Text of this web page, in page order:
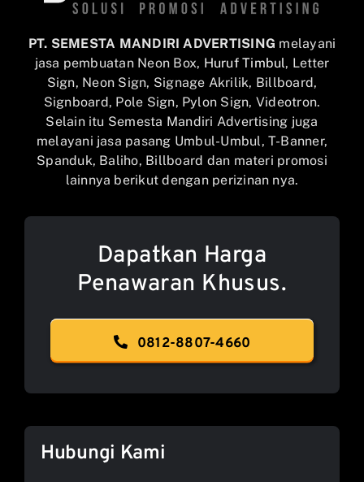
PT. SEMESTA MANDIRI ADVERTISING melayani
jasa pembuatan Neon Box, Huruf Timbul, Letter
Sign, Neon Sign, Signage Akrilik, Billboard,
Signboard, Pole Sign, Pylon Sign, Videotron.
Selain itu Semesta Mandiri Advertising juga
melayani jasa pasang Umbul-Umbul, T-Banner,
Spanduk, Baliho, Billboard dan materi promosi
lainnya berikut dengan perizinan nya.
Dapatkan Harga
Penawaran Khusus.
0812-8807-4660
Hubungi Kami